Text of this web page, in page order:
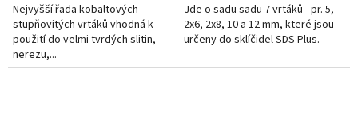
Nejvyšší řada kobaltových
stupňovitých vrtáků vhodná k
použití do velmi tvrdých slitin,
nerezu,...
Jde o sadu sadu 7 vrtáků - pr. 5,
2x6, 2x8, 10 a 12 mm, které jsou
určeny do sklíčidel SDS Plus.